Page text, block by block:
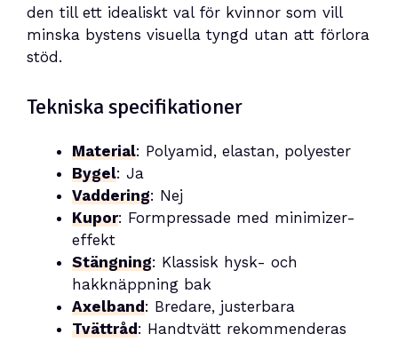
den till ett idealiskt val för kvinnor som vill
minska bystens visuella tyngd utan att förlora
stöd.
Tekniska specifikationer
Material: Polyamid, elastan, polyester
Bygel: Ja
Vaddering: Nej
Kupor: Formpressade med minimizer-
effekt
Stängning: Klassisk hysk- och
hakknäppning bak
Axelband: Bredare, justerbara
Tvättråd: Handtvätt rekommenderas